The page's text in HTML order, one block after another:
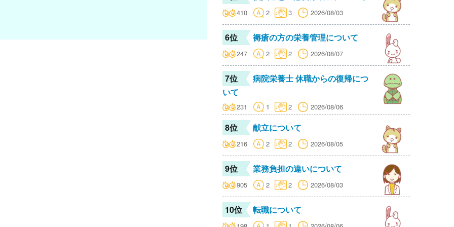
410 2 3 2026/08/03
6位 褥瘡の方の栄養管理について
247 2 2 2026/08/07
7位
病院栄養士 休職からの復帰につ
いて
231 1 2 2026/08/06
8位 献立について
216 2 2 2026/08/05
9位 業務負担の違いについて
905 2 2 2026/08/03
10位 転職について